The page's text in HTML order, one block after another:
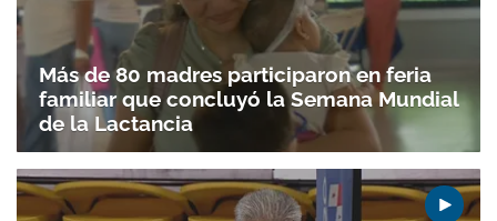
Más de 80 madres participaron en feria
familiar que concluyó la Semana Mundial
de la Lactancia